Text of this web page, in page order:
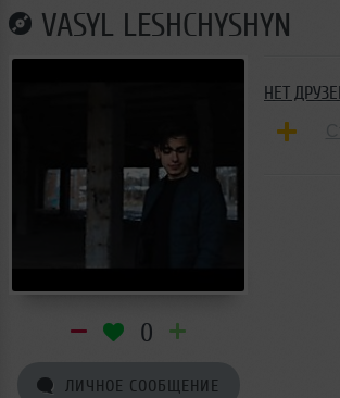
VASYL LESHCHYSHYN
0
ЛИЧНОЕ СООБЩЕНИЕ
НЕТ